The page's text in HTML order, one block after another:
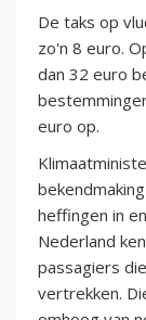
De taks op
zo'n 8 euro.
dan 32 euro
euro op.
heffingen in
Nederland
passagiers
vertrekken.